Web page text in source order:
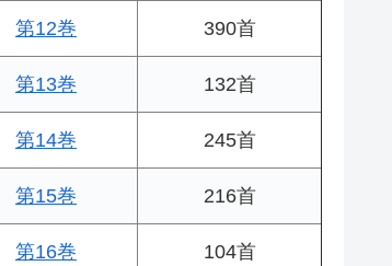
第12巻 390首
第13巻 132首
第14巻 245首
第15巻 216首
第16巻 104首